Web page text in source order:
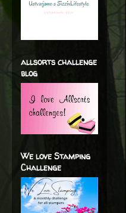
allsorts challenge
blog
We love Stamping
Challenge